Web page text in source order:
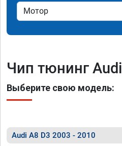
Чип тюнинг
Выберите свою модель:
Audi A8 D3 2003 - 2010